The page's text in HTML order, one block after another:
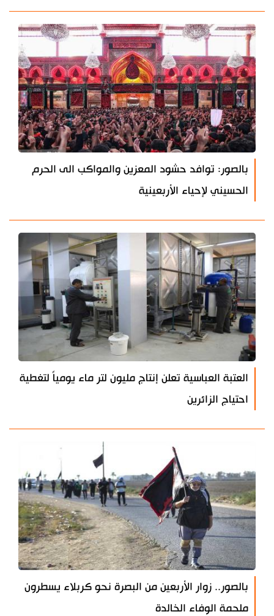
بالصور: توافد حشود المعزين والمواكب الى الحرم
الحسيني لإحياء الأربعينية
العتبة العباسية تعلن إنتاج مليون لتر ماء يومياً لتغطية
احتياج الزائرين
بالصور.. زوار الأربعين من البصرة نحو كربلاء يسطرون
ملحمة الوفاء الخالدة